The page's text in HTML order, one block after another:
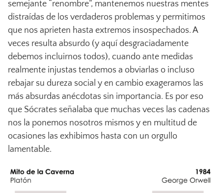
semejante “renombre”, mantenemos nuestras mentes
distraídas de los verdaderos problemas y permitimos
que nos aprieten hasta extremos insospechados. A
veces resulta absurdo (y aquí desgraciadamente
debemos incluirnos todos), cuando ante medidas
realmente injustas tendemos a obviarlas o incluso
rebajar su dureza social y en cambio exageramos las
más absurdas anécdotas sin importancia. Es por eso
que Sócrates señalaba que muchas veces las cadenas
nos la ponemos nosotros mismos y en multitud de
ocasiones las exhibimos hasta con un orgullo
lamentable.